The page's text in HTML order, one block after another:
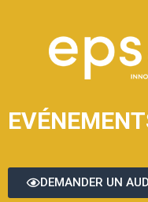
DEMANDER UN